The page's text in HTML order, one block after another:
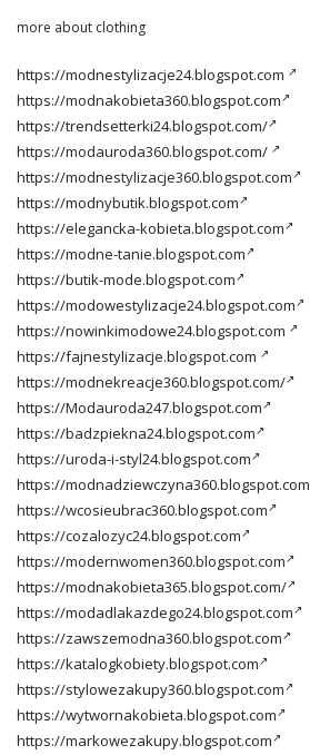
more about clothing
https://modnestylizacje24.blogspot.com
https://modnakobieta360.blogspot.com
https://trendsetterki24.blogspot.com/
https://modauroda360.blogspot.com/
https://modnestylizacje360.blogspot.com
https://modnybutik.blogspot.com
https://elegancka-kobieta.blogspot.com
https://modne-tanie.blogspot.com
https://butik-mode.blogspot.com
https://modowestylizacje24.blogspot.com
https://nowinkimodowe24.blogspot.com
https://fajnestylizacje.blogspot.com
https://modnekreacje360.blogspot.com/
https://Modauroda247.blogspot.com
https://badzpiekna24.blogspot.com
https://uroda-i-styl24.blogspot.com
https://modnadziewczyna360.blogspot.com
https://wcosieubrac360.blogspot.com
https://cozalozyc24.blogspot.com
https://modernwomen360.blogspot.com
https://modnakobieta365.blogspot.com/
https://modadlakazdego24.blogspot.com
https://zawszemodna360.blogspot.com
https://katalogkobiety.blogspot.com
https://stylowezakupy360.blogspot.com
https://wytwornakobieta.blogspot.com
https://markowezakupy.blogspot.com